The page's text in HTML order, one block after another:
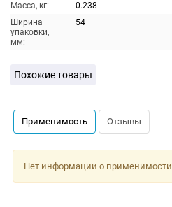
Масса, кг:
0.238
Ширина
упаковки,
мм:
54
Похожие товары
Применимость Отзывы
Нет информации о применимости